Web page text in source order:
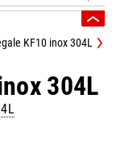
304L
KF10 inox 304L